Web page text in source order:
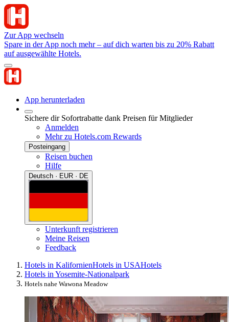
Zur App wechseln
Spare in der App noch mehr – auf dich warten bis zu 20% Rabatt
auf ausgewählte Hotels.
App herunterladen
Sichere dir Sofortrabatte dank Preisen für Mitglieder
Anmelden
Mehr zu Hotels.com Rewards
Posteingang
Reisen buchen
Hilfe
Deutsch · EUR · DE
Unterkunft registrieren
Meine Reisen
Feedback
Hotels in KalifornienHotels in USAHotels
Hotels in Yosemite-Nationalpark
Hotels nahe Wawona Meadow